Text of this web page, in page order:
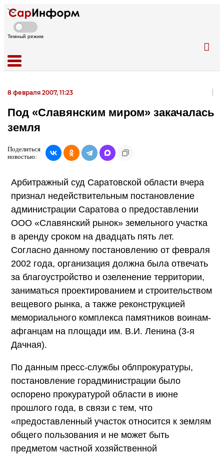
Темный режим
8 февраля 2007, 11:23
Под «Славянским миром» закачалась
земля
Поделиться
новостью:
Арбитражный суд Саратовской области вчера
признал недействительным постановление
администрации Саратова о предоставлении
ООО «Славянский рынок» земельного участка
в аренду сроком на двадцать пять лет.
Согласно данному постановлению от февраля
2002 года, организация должна была отвечать
за благоустройство и озеленение территории,
заниматься проектированием и строительством
вещевого рынка, а также реконструкцией
мемориального комплекса памятников воинам-
афганцам на площади им. В.И. Ленина (3-я
Дачная).
По данным пресс-службы облпрокуратуры,
постановление горадминистрации было
оспорено прокуратурой области в июне
прошлого года, в связи с тем, что
«предоставленный участок относится к землям
общего пользования и не может быть
предметом частной хозяйственной